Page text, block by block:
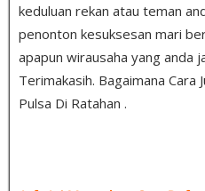
keduluan rekan atau teman
penonton kesuksesan mari
apapun wirausaha yang anda
Terimakasih. Bagaimana Cara
Pulsa Di Ratahan .